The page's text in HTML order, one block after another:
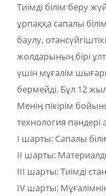
Тиімді білім беру
ұрпаққа сапалы
баулу,
жолдарының бірі
үшін мұғалім
бермейді. Бұл 12
Менің пікірім
технология
І шарты: Сапалы
ІІ шарты:
ІІІ шарты: Тиімді
ІV шарты: